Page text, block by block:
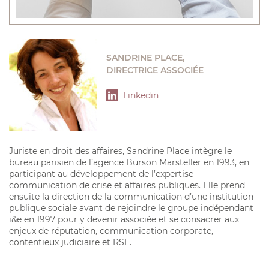
SANDRINE PLACE,
DIRECTRICE ASSOCIÉE
Linkedin
Juriste en droit des affaires, Sandrine Place intègre le
bureau parisien de l’agence Burson Marsteller en 1993, en
participant au développement de l’expertise
communication de crise et affaires publiques. Elle prend
ensuite la direction de la communication d’une institution
publique sociale avant de rejoindre le groupe indépendant
i&e en 1997 pour y devenir associée et se consacrer aux
enjeux de réputation, communication corporate,
contentieux judiciaire et RSE.